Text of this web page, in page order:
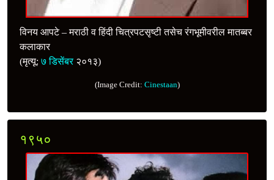
विनय आपटे – मराठी व हिंदी चित्रपटसृष्टी तसेच रंगभूमीवरील मातब्बर
कलाकार
(मृत्यू: ७ डिसेंबर२०१३)
(Image Credit: Cinestaan)
१९५०